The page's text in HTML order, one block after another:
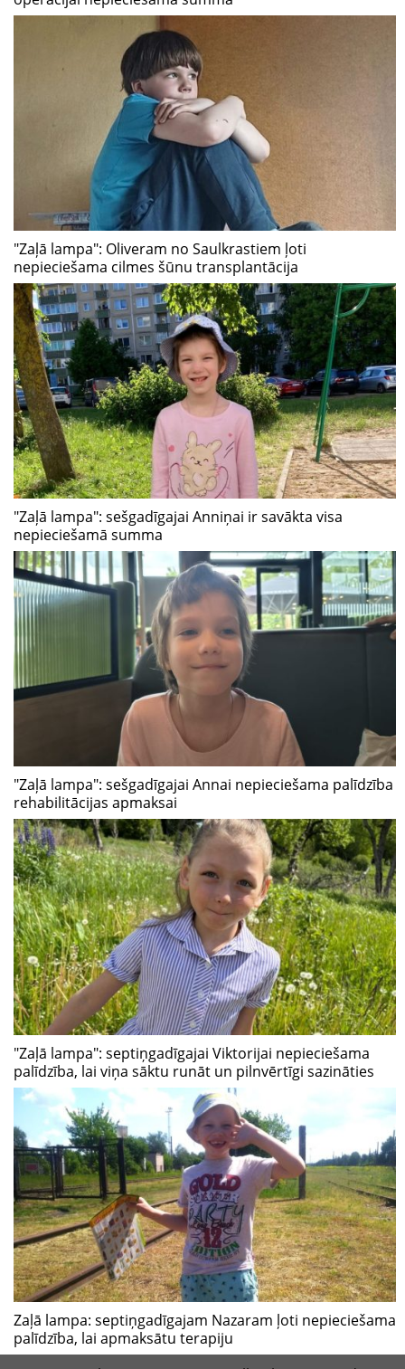
"Zaļā lampa": Oliveram no Saulkrastiem ļoti
nepieciešama cilmes šūnu transplantācija
"Zaļā lampa": sešgadīgajai Anniņai ir savākta visa
nepieciešamā summa
"Zaļā lampa": sešgadīgajai Annai nepieciešama palīdzība
rehabilitācijas apmaksai
"Zaļā lampa": septiņgadīgajai Viktorijai nepieciešama
palīdzība, lai viņa sāktu runāt un pilnvērtīgi sazināties
Zaļā lampa: septiņgadīgajam Nazaram ļoti nepieciešama
palīdzība, lai apmaksātu terapiju